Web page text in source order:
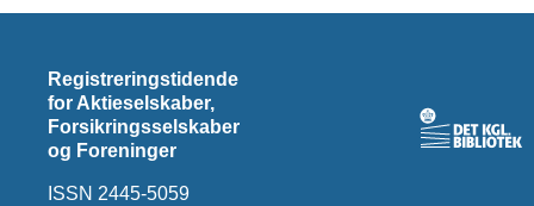
Registreringstidende
for Aktieselskaber,
Forsikringsselskaber
og Foreninger
ISSN 2445-5059